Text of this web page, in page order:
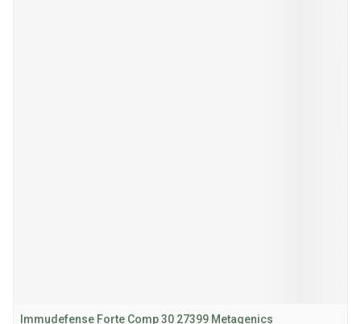
Immudefense Forte Comp 30 27399 Metagenics